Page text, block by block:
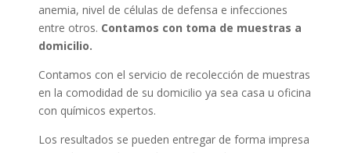
anemia, nivel de células de defensa e infecciones
entre otros. Contamos con toma de muestras a
domicilio.
Contamos con el servicio de recolección de muestras
en la comodidad de su domicilio ya sea casa u oficina
con químicos expertos.
Los resultados se pueden entregar de forma impresa